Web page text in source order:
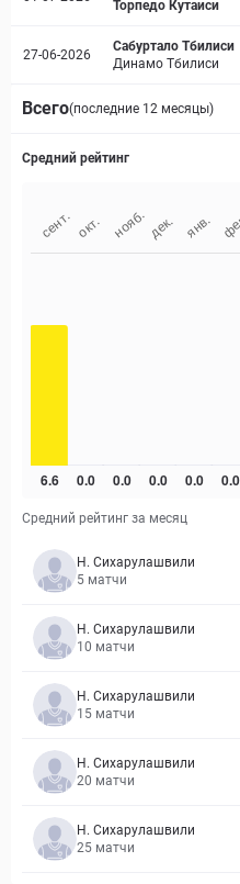
Торпедо Кутаиси
27-06-2026
Сабуртало Тбилиси
Динамо Тбилиси
Всего(последние 12 месяцы)
Средний рейтинг
Средний рейтинг за месяц
Н. Сихарулашвили
5 матчи
Н. Сихарулашвили
10 матчи
Н. Сихарулашвили
15 матчи
Н. Сихарулашвили
20 матчи
Н. Сихарулашвили
25 матчи